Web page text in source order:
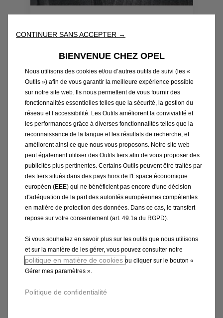
POUR VEHICULE AVEC BVM
Livraison :13/08
76,54€
Price
is
76,54
€
-
+
Quantity
updated
to:
1
Ajouter au panier
DECORS ADHESIFS - GREY
CONTINUER SANS ACCEPTER →
BIENVENUE CHEZ OPEL
Nous utilisons des cookies et/ou d’autres outils de suivi (les «
Outils ») afin de vous garantir la meilleure expérience possible
sur notre site web. Ils nous permettent de vous fournir des
fonctionnalités essentielles telles que la sécurité, la gestion du
réseau et l’accessibilité. Les Outils améliorent la convivialité et
les performances grâce à diverses fonctionnalités telles que la
reconnaissance de la langue et les résultats de recherche, et
améliorent ainsi ce que nous vous proposons. Notre site web
peut également utiliser des Outils tiers afin de vous proposer des
publicités plus pertinentes. Certains Outils peuvent être traités par
des tiers situés dans des pays hors de l'Espace économique
européen (EEE) qui ne bénéficient pas encore d'une décision
d'adéquation de la part des autorités européennes compétentes
en matière de protection des données. Dans ce cas, le transfert
repose sur votre consentement (art. 49.1a du RGPD).
Si vous souhaitez en savoir plus sur les outils que nous utilisons
et sur la manière de les gérer, vous pouvez consulter notre
politique en matière de cookies ou cliquer sur le bouton «
Gérer mes paramètres ».
Politique de confidentialité